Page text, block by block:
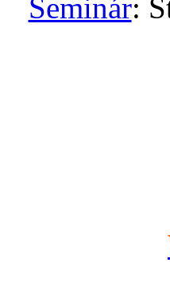
Seminár: